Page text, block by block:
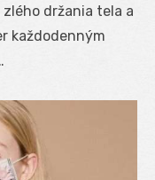
držania tela a
každodenným